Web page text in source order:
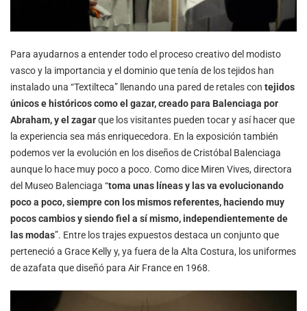
Para ayudarnos a entender todo el proceso creativo del modisto
vasco y la importancia y el dominio que tenía de los tejidos han
instalado una “Textilteca” llenando una pared de retales con tejidos
únicos e históricos como el gazar, creado para Balenciaga por
Abraham, y el zagarque los visitantes pueden tocar y así hacer que
la experiencia sea más enriquecedora. En la exposición también
podemos ver la evolución en los diseños de Cristóbal Balenciaga
aunque lo hace muy poco a poco. Como dice Miren Vives, directora
del Museo Balenciaga “toma unas líneas y las va evolucionando
poco a poco, siempre con los mismos referentes, haciendo muy
pocos cambios y siendo fiel a sí mismo, independientemente de
las modas”. Entre los trajes expuestos destaca un conjunto que
perteneció a Grace Kelly y, ya fuera de la Alta Costura, los uniformes
de azafata que diseñó para Air France en 1968.